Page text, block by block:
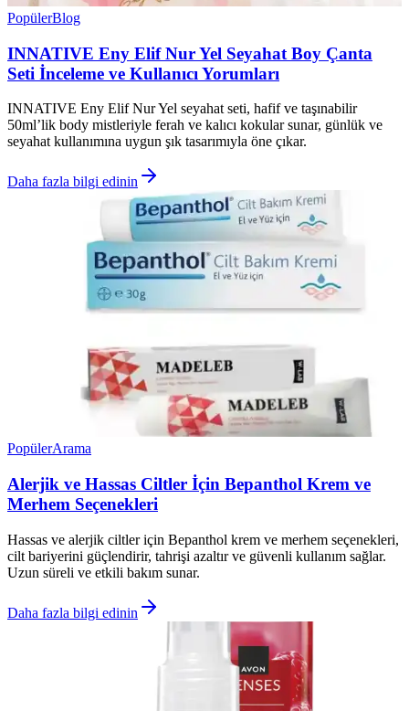
PopülerBlog
INNATIVE Eny Elif Nur Yel Seyahat Boy Çanta
Seti İnceleme ve Kullanıcı Yorumları
INNATIVE Eny Elif Nur Yel seyahat seti, hafif ve taşınabilir
50ml’lik body mistleriyle ferah ve kalıcı kokular sunar, günlük ve
seyahat kullanımına uygun şık tasarımıyla öne çıkar.
Daha fazla bilgi edinin
PopülerArama
Alerjik ve Hassas Ciltler İçin Bepanthol Krem ve
Merhem Seçenekleri
Hassas ve alerjik ciltler için Bepanthol krem ve merhem seçenekleri,
cilt bariyerini güçlendirir, tahrişi azaltır ve güvenli kullanım sağlar.
Uzun süreli ve etkili bakım sunar.
Daha fazla bilgi edinin